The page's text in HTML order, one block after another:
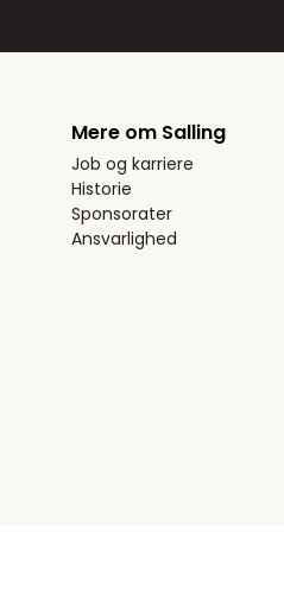
Mere om Salling
Job og karriere
Historie
Sponsorater
Ansvarlighed